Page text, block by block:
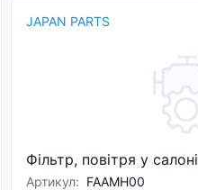
JAPAN PARTS
Фільтр, повітря у салоні
Артикул: FAAMH00